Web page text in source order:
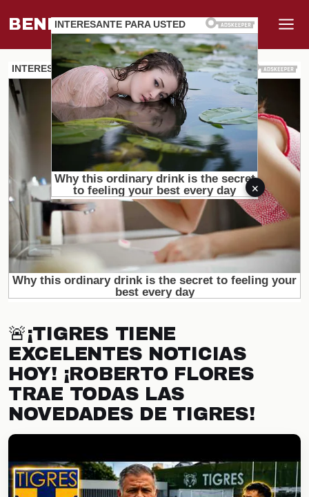
BENEFI.MUNDO
🚨¡TIGRES TIENE
EXCELENTES NOTICIAS
HOY! ¡ROBERTO FLORES
TRAE TODAS LAS
NOVEDADES DE TIGRES!
×